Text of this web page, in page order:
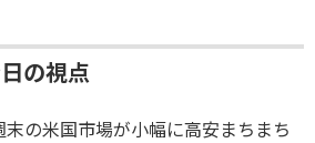
の視点
の米国市場が小幅に高安まちまち